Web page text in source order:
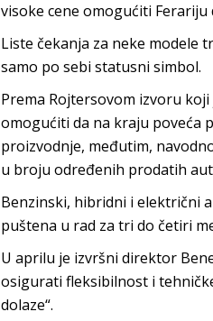
visoke cene omogućiti
Liste čekanja za neke modele
samo po sebi statusni simbol.
Prema Rojtersovom izvoru
omogućiti da na kraju poveća
proizvodnje, međutim,
u broju određenih prodatih
Benzinski, hibridni i električni
puštena u rad za tri do četiri
U aprilu je izvršni direktor
osigurati fleksibilnost i
dolaze“.